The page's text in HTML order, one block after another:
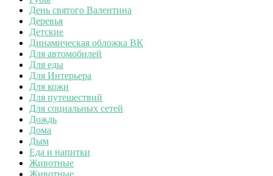
День святого Валентина
Деревья
Детские
Динамическая обложка ВК
Для автомобилей
Для еды
Для Интерьера
Для кожи
Для путешествий
Для социальных сетей
Дождь
Дома
Дым
Еда и напитки
Животные
Животные